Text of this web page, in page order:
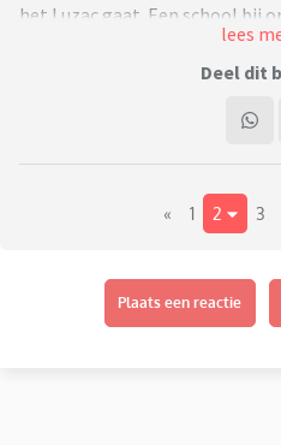
het Luzac gaat. Een school bij
20 ruggen per jaar dus prive
Ik heb zoon gevraagd of dit
gaan dus dan wil hij het ook.
hij niet ook naar Luzac mag.
Los van of ik dit wel zou
Dat andere jongens op school
maar dat betekent niet dat
Deel dit
« 1 2 3
Plaats een reactie